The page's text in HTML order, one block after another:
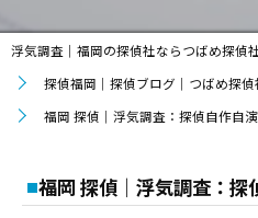
浮気調査｜福岡の探偵社ならつばめ探偵
探偵福岡｜探偵ブログ｜つばめ探偵
福岡 探偵｜浮気調査：探偵自作自
福岡 探偵｜浮気調査：探